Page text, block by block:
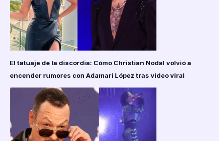
López
tras
video
viral
El tatuaje de la discordia: Cómo Christian Nodal volvió a
encender rumores con Adamari López tras video viral